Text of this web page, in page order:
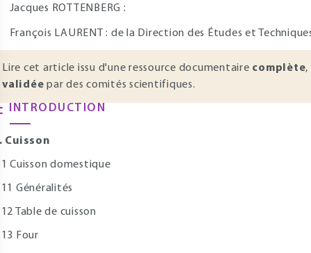
Jacques ROTTENBERG :
François LAURENT : de la Direction des Études et
Lire cet article issu d'une ressource documentaire complète,
validée par des comités scientifiques.
INTRODUCTION
Cuisson
Cuisson domestique
Généralités
Table de cuisson
Four